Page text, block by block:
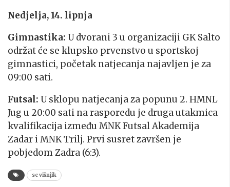
Nedjelja, 14. lipnja
Gimnastika: U dvorani 3 u organizaciji GK Salto
održat će se klupsko prvenstvo u sportskoj
gimnastici, početak natjecanja najavljen je za
09:00 sati.
Futsal: U sklopu natjecanja za popunu 2. HMNL
Jug u 20:00 sati na rasporedu je druga utakmica
kvalifikacija između MNK Futsal Akademija
Zadar i MNK Trilj. Prvi susret završen je
pobjedom Zadra (6:3).
sc višnjik